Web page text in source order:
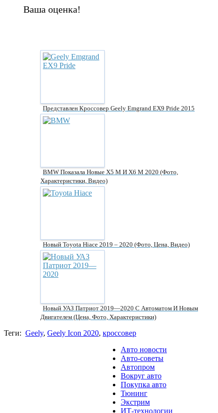
Ваша оценка!
Представлен Кроссовер Geely Emgrand EX9 Pride 2015
BMW Показала Новые X5 M И Х6 М 2020 (фото,
Характеристики, Видео)
Новый Toyota Hiace 2019 – 2020 (фото, Цена, Видео)
Новый УАЗ Патриот 2019—2020 С Автоматом И Новым
Двигателем (цена, Фото, Характеристики)
Теги: Geely, Geely Icon 2020, кроссовер
Авто новости
Авто-советы
Автопром
Вокруг авто
Покупка авто
Тюнинг
Экстрим
ИТ-технологии